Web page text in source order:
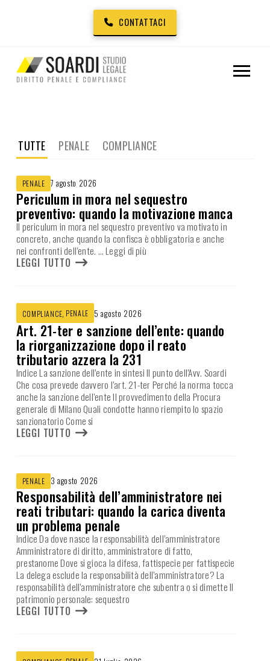
CONTATTACI
TUTTE PENALE COMPLIANCE
PENALE 7 agosto 2026
Periculum in mora nel sequestro
preventivo: quando la motivazione manca
Il periculum in mora nel sequestro preventivo va motivato in
concreto, anche quando la confisca è obbligatoria e anche
nei confronti dell’ente. … Leggi di più
LEGGI TUTTO
COMPLIANCE, PENALE 5 agosto 2026
Art. 21-ter e sanzione dell’ente: quando
la riorganizzazione dopo il reato
tributario azzera la 231
Indice La sanzione dell’ente in sintesi Il punto dell’Avv. Soardi
Che cosa prevede davvero l’art. 21-ter Perché la norma tocca
anche la sanzione dell’ente Il provvedimento della Procura
generale di Milano Quali condotte hanno riempito lo spazio
sanzionatorio Come si
LEGGI TUTTO
PENALE 3 agosto 2026
Responsabilità dell’amministratore nei
reati tributari: quando la carica diventa
un problema penale
Indice Da dove nasce la responsabilità dell’amministratore
Amministratore di diritto, amministratore di fatto,
prestanome Dove si gioca la difesa, fattispecie per fattispecie
La delega esclude la responsabilità dell’amministratore? La
responsabilità dell’amministratore che subentra o si dimette Il
patrimonio personale: sequestro
LEGGI TUTTO